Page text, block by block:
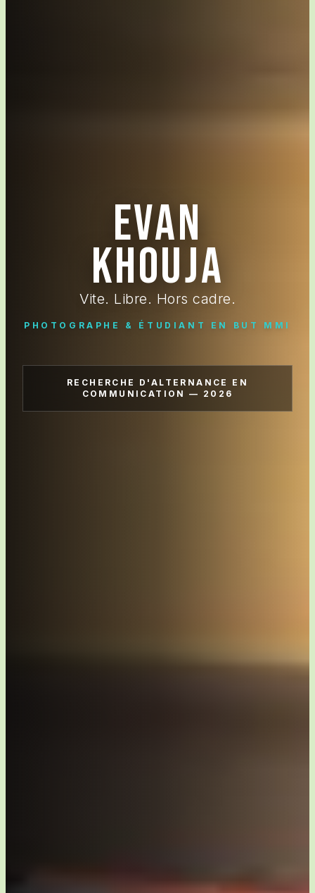
EVAN
KHOUJA
Vite. Libre. Hors cadre.
PHOTOGRAPHE & ÉTUDIANT EN BUT MMI
RECHERCHE D'ALTERNANCE EN
COMMUNICATION — 2026